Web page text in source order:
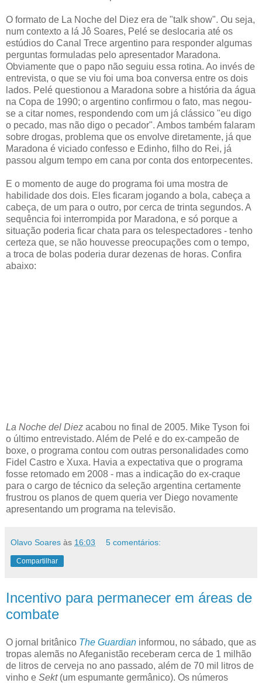
O formato de La Noche del Diez era de "talk show". Ou seja,
num contexto a lá Jô Soares, Pelé se deslocaria até os
estúdios do Canal Trece argentino para responder algumas
perguntas formuladas pelo apresentador Maradona.
Obviamente que o papo não seguiu essa rotina. Ao invés de
entrevista, o que se viu foi uma boa conversa entre os dois
lados. Pelé questionou a Maradona sobre a história da água
na Copa de 1990; o argentino confirmou o fato, mas negou-
se a citar nomes, respondendo com um já clássico "eu digo
o pecado, mas não digo o pecador". Ambos também falaram
sobre drogas, problema que os envolve diretamente, já que
Maradona é viciado confesso e Edinho, filho do Rei, já
passou algum tempo em cana por conta dos entorpecentes.
E o momento de auge do programa foi uma mostra de
habilidade dos dois. Eles ficaram jogando a bola, cabeça a
cabeça, de um para o outro, por cerca de trinta segundos. A
sequência foi interrompida por Maradona, e só porque a
situação poderia ficar chata para os telespectadores - tenho
certeza que, se não houvesse preocupações com o tempo,
a troca de bolas poderia durar dezenas de horas. Confira
abaixo:
La Noche del Diez acabou no final de 2005. Mike Tyson foi
o último entrevistado. Além de Pelé e do ex-campeão de
boxe, o programa contou com outras personalidades como
Fidel Castro e Xuxa. Havia a expectativa que o programa
fosse retomado em 2008 - mas a indicação do ex-craque
para o cargo de técnico da seleção argentina certamente
frustrou os planos de quem queria ver Diego novamente
apresentando um programa na televisão.
Olavo Soares às 16:03 5 comentários:
Compartilhar
Incentivo para permanecer em áreas de
combate
O jornal britânico The Guardian informou, no sábado, que as
tropas alemãs no Afeganistão receberam cerca de 1 milhão
de litros de cerveja no ano passado, além de 70 mil litros de
vinho e Sekt(um espumante germânico). Os números